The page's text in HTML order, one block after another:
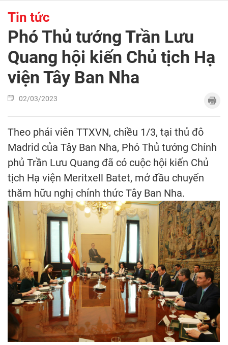
Tin tức
Phó Thủ tướng Trần Lưu
Quang hội kiến Chủ tịch Hạ
viện Tây Ban Nha
02/03/2023
Theo phái viên TTXVN, chiều 1/3, tại thủ đô
Madrid của Tây Ban Nha, Phó Thủ tướng Chính
phủ Trần Lưu Quang đã có cuộc hội kiến Chủ
tịch Hạ viện Meritxell Batet, mở đầu chuyến
thăm hữu nghị chính thức Tây Ban Nha.